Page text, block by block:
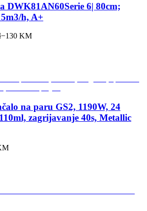
DWK81AN60Serie 6| 80cm;
h, A+
−130KM
na paru GS2, 1190W, 24
zagrijavanje 40s, Metallic